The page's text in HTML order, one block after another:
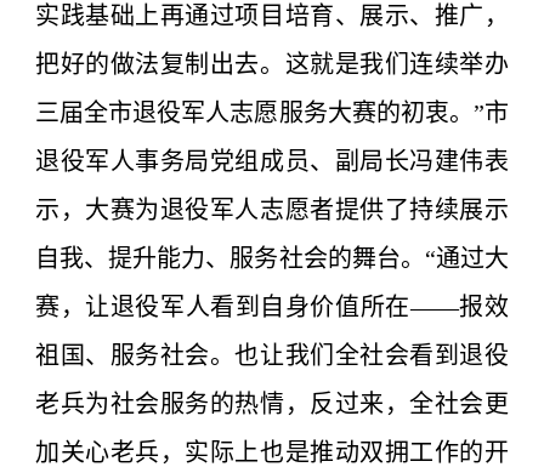
实践基础上再通过项目培育、展示、推广，
把好的做法复制出去。这就是我们连续举办
三届全市退役军人志愿服务大赛的初衷。”市
退役军人事务局党组成员、副局长冯建伟表
示，大赛为退役军人志愿者提供了持续展示
自我、提升能力、服务社会的舞台。“通过大
赛，让退役军人看到自身价值所在——报效
祖国、服务社会。也让我们全社会看到退役
老兵为社会服务的热情，反过来，全社会更
加关心老兵，实际上也是推动双拥工作的开